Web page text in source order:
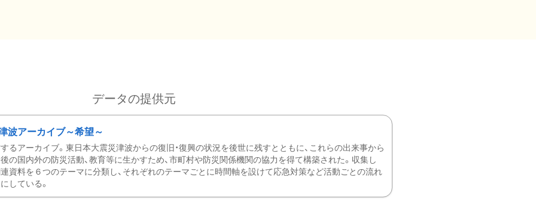
データの提供元
波アーカイブ～希望～
るアーカイブ。東日本大震災津波からの復旧・復興の状況を後世に残すとともに、これらの出来事から
の国内外の防災活動、教育等に生かすため、市町村や防災関係機関の協力を得て構築された。収集し
資料を６つのテーマに分類し、それぞれのテーマごとに時間軸を設けて応急対策など活動ごとの流れ
している。